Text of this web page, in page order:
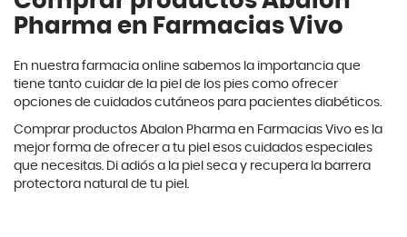
Pharma en Farmacias Vivo
En nuestra farmacia online sabemos la importancia que
tiene tanto cuidar de la piel de los pies como ofrecer
opciones de cuidados cutáneos para pacientes diabéticos.
Comprar productos Abalon Pharma en Farmacias Vivo es la
mejor forma de ofrecer a tu piel esos cuidados especiales
que necesitas. Di adiós a la piel seca y recupera la barrera
protectora natural de tu piel.